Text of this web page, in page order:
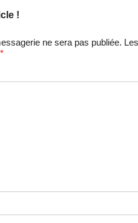
!
ne sera pas publiée.
*